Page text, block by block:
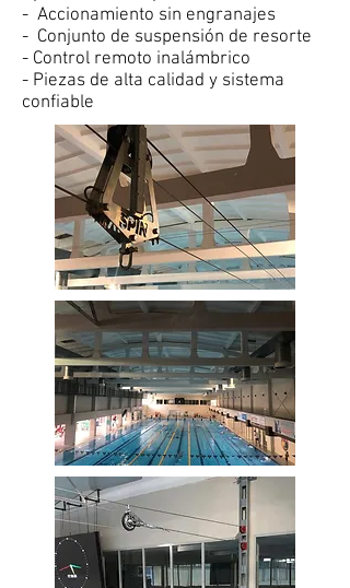
- Accionamiento sin engranajes
- Conjunto de suspensión de resorte
- Control remoto inalámbrico
- Piezas de alta calidad y sistema
confiable